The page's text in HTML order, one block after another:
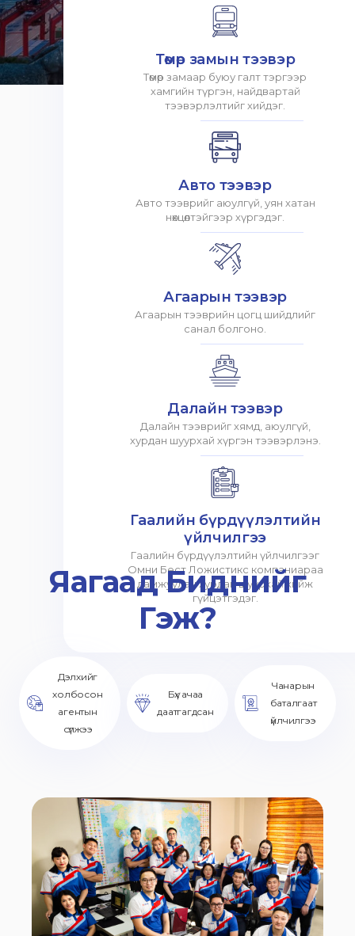
Төмөр замын тээвэр
Төмөр замаар буюу галт тэргээр
хамгийн түргэн, найдвартай
тээвэрлэлтийг хийдэг.
Авто тээвэр
Авто тээврийг аюулгүй, уян хатан
нөхцөлтэйгээр хүргэдэг.
Агаарын тээвэр
Агаарын тээврийн цогц шийдлийг
санал болгоно.
Далайн тээвэр
Далайн тээврийг хямд, аюулгүй,
хурдан шуурхай хүргэн тээвэрлэнэ.
Гаалийн бүрдүүлэлтийн
үйлчилгээ
Гаалийн бүрдүүлэлтийн үйлчилгээг
Омни Бест Ложистикс компаниараа
дамжуулан хурдан шуурхай хийж
гүйцэтгэдэг.
Яагаад Биднийг
Гэж?
Дэлхийг
холбосон
агентын
сүлжээ
Бүх ачаа
даатгагдсан
Чанарын
баталгаат
үйлчилгээ